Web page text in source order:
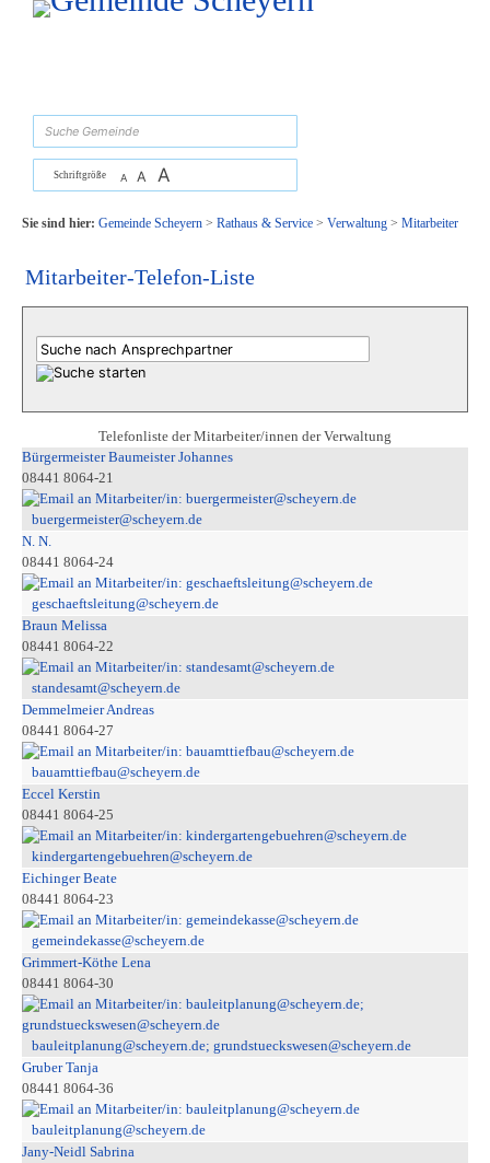
Zum Inhalt, zur Navigationoder zur Startseite springen.
Schriftgröße A A A
Sie sind hier: Gemeinde Scheyern> Rathaus & Service> Verwaltung> Mitarbeiter
Mitarbeiter-Telefon-Liste
Telefonliste der Mitarbeiter/innen der Verwaltung
Bürgermeister Baumeister Johannes
08441 8064-21
buergermeister@scheyern.de
N. N.
08441 8064-24
geschaeftsleitung@scheyern.de
Braun Melissa
08441 8064-22
standesamt@scheyern.de
Demmelmeier Andreas
08441 8064-27
bauamttiefbau@scheyern.de
Eccel Kerstin
08441 8064-25
kindergartengebuehren@scheyern.de
Eichinger Beate
08441 8064-23
gemeindekasse@scheyern.de
Grimmert-Köthe Lena
08441 8064-30
bauleitplanung@scheyern.de; grundstueckswesen@scheyern.de
Gruber Tanja
08441 8064-36
bauleitplanung@scheyern.de
Jany-Neidl Sabrina